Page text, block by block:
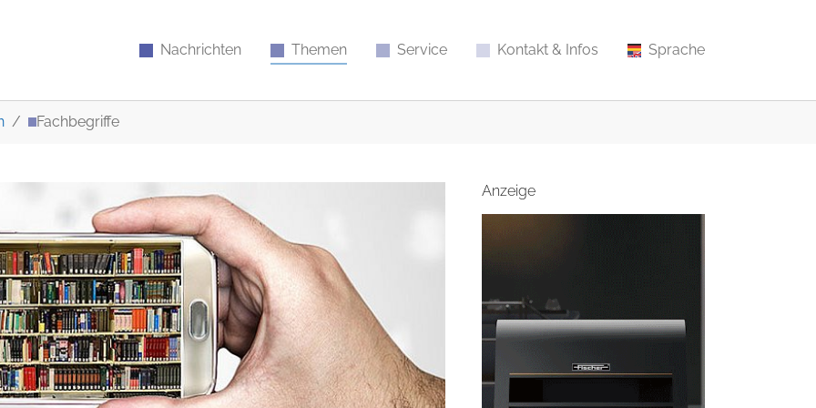
Nachrichten Themen Service Kontakt & Infos Sprache
Fachbegriffe
Anzeige